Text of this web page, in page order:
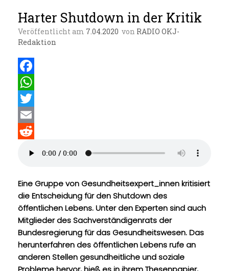
Harter Shutdown in der Kritik
Veröffentlicht am 7.04.2020 von RADIO OKJ-
Redaktion
F
a
c
e
o
k
W
h
a
A
p
p
T
w
t
e
r
E
i
l
d
d
i
t
Eine Gruppe von Gesundheitsexpert_innen kritisiert
die Entscheidung für den Shutdown des
öffentlichen Lebens. Unter den Experten sind auch
Mitglieder des Sachverständigenrats der
Bundesregierung für das Gesundheitswesen. Das
herunterfahren des öffentlichen Lebens rufe an
anderen Stellen gesundheitliche und soziale